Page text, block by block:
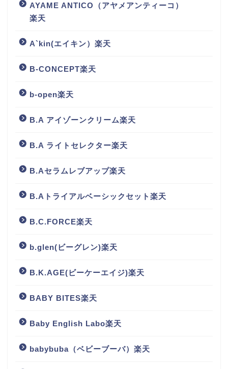
AYAME ANTICO（アヤメアンティーコ）
楽天
A`kin(エイキン）楽天
B-CONCEPT楽天
b-open楽天
B.A アイゾーンクリーム楽天
B.A ライトセレクター楽天
B.Aセラムレブアップ楽天
B.Aトライアルベーシックセット楽天
B.C.FORCE楽天
b.glen(ビーグレン)楽天
B.K.AGE(ビーケーエイジ)楽天
BABY BITES楽天
Baby English Labo楽天
babybuba（ベビーブーバ）楽天